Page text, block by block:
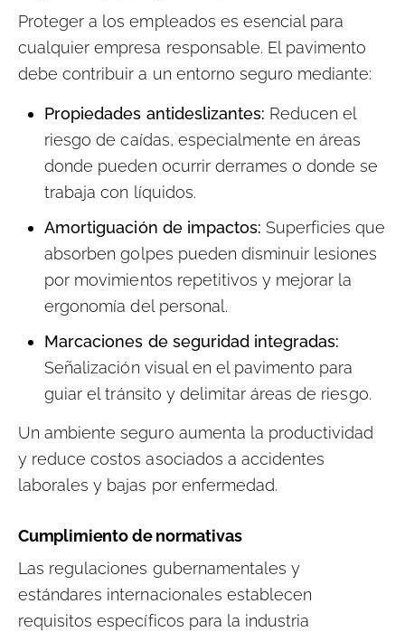
Proteger a los empleados es esencial para
cualquier empresa responsable. El pavimento
debe contribuir a un entorno seguro mediante:
Propiedades antideslizantes: Reducen el
riesgo de caídas, especialmente en áreas
donde pueden ocurrir derrames o donde se
trabaja con líquidos.
Amortiguación de impactos: Superficies que
absorben golpes pueden disminuir lesiones
por movimientos repetitivos y mejorar la
ergonomía del personal.
Marcaciones de seguridad integradas:
Señalización visual en el pavimento para
guiar el tránsito y delimitar áreas de riesgo.
Un ambiente seguro aumenta la productividad
y reduce costos asociados a accidentes
laborales y bajas por enfermedad.
Cumplimiento de normativas
Las regulaciones gubernamentales y
estándares internacionales establecen
requisitos específicos para la industria